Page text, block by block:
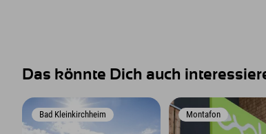
Das könnte Dich auch
Bad Kleinkirchheim Montafon